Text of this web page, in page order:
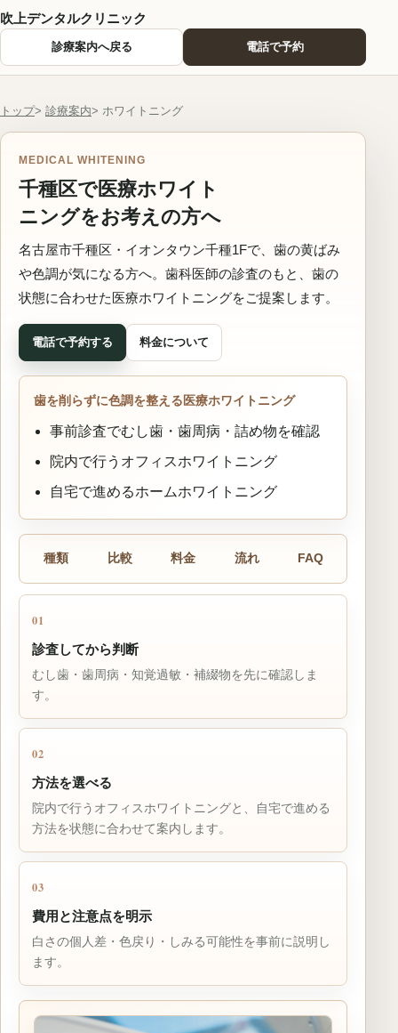
吹上デンタルクリニック
診療案内へ戻る 電話で予約
トップ 診療案内 ホワイトニング
MEDICAL WHITENING
千種区で医療ホワイト
ニングをお考えの方へ
名古屋市千種区・イオンタウン千種1Fで、歯の黄ばみ
や色調が気になる方へ。歯科医師の診査のもと、歯の
状態に合わせた医療ホワイトニングをご提案します。
電話で予約する 料金について
歯を削らずに色調を整える医療ホワイトニング
事前診査でむし歯・歯周病・詰め物を確認
院内で行うオフィスホワイトニング
自宅で進めるホームホワイトニング
種類 比較 料金 流れ FAQ
01
診査してから判断
むし歯・歯周病・知覚過敏・補綴物を先に確認しま
す。
02
方法を選べる
院内で行うオフィスホワイトニングと、自宅で進める
方法を状態に合わせて案内します。
03
費用と注意点を明示
白さの個人差・色戻り・しみる可能性を事前に説明し
ます。